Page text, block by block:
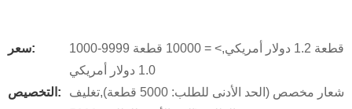
سعر:
1000-9999 قطعة 1.2 دولار أمريكي,> = 10000 قطعة
1.0 دولار أمريكي
التخصيص:
شعار مخصص (الحد الأدنى للطلب: 5000 قطعة),تغليف